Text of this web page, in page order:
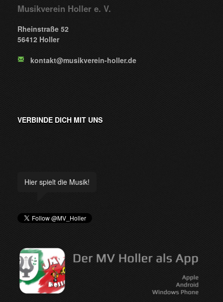
Musikverein Holler e. V.
Rheinstraße 52
56412 Holler
kontakt@musikverein-holler.de
VERBINDE DICH MIT UNS
Hier spielt die Musik!